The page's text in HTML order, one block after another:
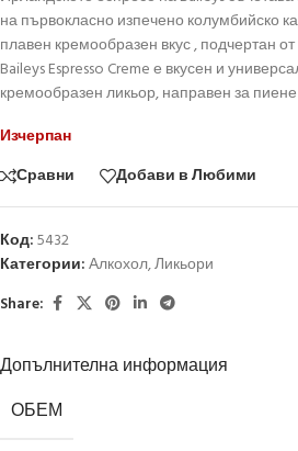
на първокласно изпечено колумбийско
плавен кремообразен вкус , подчертан
Baileys Espresso Creme е вкусен и
кремообразен ликьор, направен за
Изчерпан
Сравни
Добави в Любими
Код:5432
Категории:Алкохол,Ликьори
Share:
Допълнителна информация
ОБЕМ